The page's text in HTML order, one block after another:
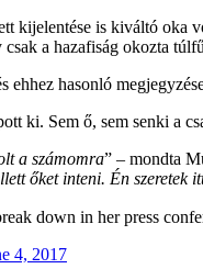
kijelentése is kiváltó oka
a hazafiság okozta
ehhez hasonló
ki. Sem ő, sem senki a
a számomra” – mondta
őket inteni. Én szeretek
down in her press
4, 2017